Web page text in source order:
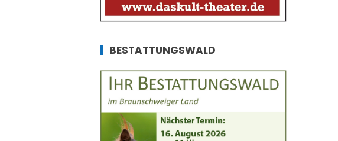
BESTATTUNGSWALD